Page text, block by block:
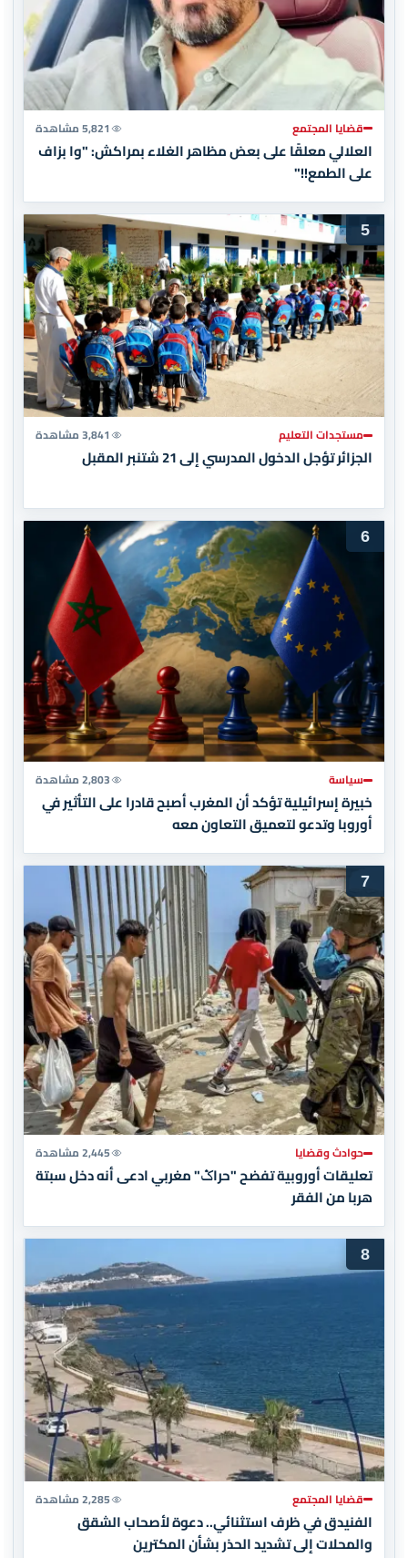
قضايا المجتمع 5,821 مشاهدة
العلالي معلقًا على بعض مظاهر الغلاء بمراكش: "وا بزاف
على الطمع!!"
5
مستجدات التعليم 3,841 مشاهدة
الجزائر تؤجل الدخول المدرسي إلى 21 شتنبر المقبل
6
سياسة 2,803 مشاهدة
خبيرة إسرائيلية تؤكد أن المغرب أصبح قادرا على التأثير في
أوروبا وتدعو لتعميق التعاون معه
7
حوادث وقضايا 2,445 مشاهدة
تعليقات أوروبية تفضح "حراݣ" مغربي ادعى أنه دخل سبتة
هربا من الفقر
8
قضايا المجتمع 2,285 مشاهدة
الفنيدق في ظرف استثنائي.. دعوة لأصحاب الشقق
والمحلات إلى تشديد الحذر بشأن المكترين